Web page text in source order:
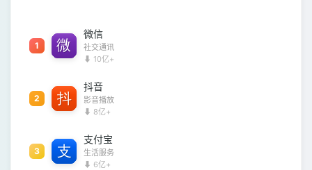
1
微信
社交通讯
⬇ 10亿+
2
抖音
影音播放
⬇ 8亿+
3
支付宝
生活服务
⬇ 6亿+